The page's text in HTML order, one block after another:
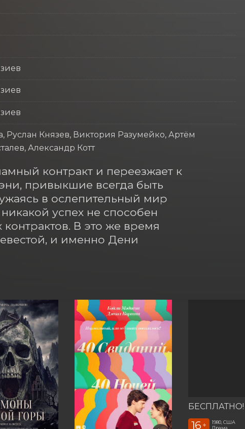
Князев, Виктория Разумейко, Артём
Александр Котт
контракт и переезжает к
привыкшие всегда быть
в ослепительный мир
успех не способен
В это же время
и именно Дени
16 +
1980, США
Драма